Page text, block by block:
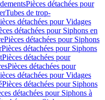
Pièces détachées pour
Tubes de trop-
détachées pour Vidages
détachées pour Siphons en
Pièces détachées pour Siphons
Pièces détachées pour Siphons
Pièces détachées pour
Pièces détachées pour
détachées pour Vidages
Pièces détachées pour Siphons
détachées pour Siphons à